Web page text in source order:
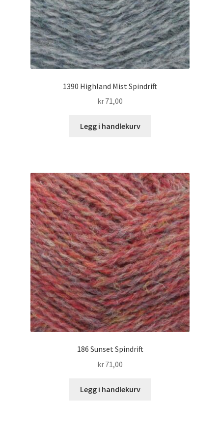
1390 Highland Mist Spindrift
kr71,00
Legg i handlekurv
186 Sunset Spindrift
kr71,00
Legg i handlekurv